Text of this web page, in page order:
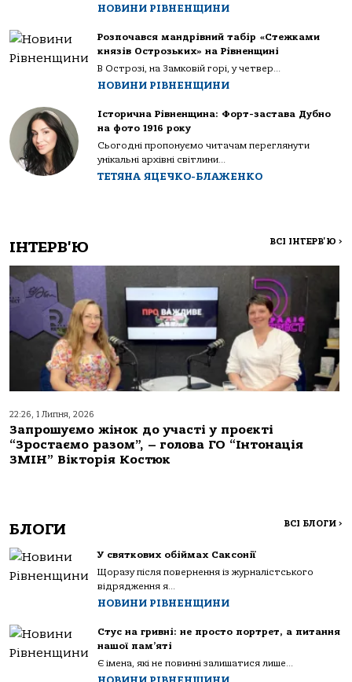
НОВИНИ РІВНЕНЩИНИ
Розпочався мандрівний табір «Стежками
князів Острозьких» на Рівненщині
В Острозі, на Замковій горі, у четвер...
НОВИНИ РІВНЕНЩИНИ
Історична Рівненщина: Форт-застава Дубно
на фото 1916 року
Сьогодні пропонуємо читачам переглянути
унікальні архівні світлини...
ТЕТЯНА ЯЦЕЧКО-БЛАЖЕНКО
ІНТЕРВ'Ю ВСІ ІНТЕРВ'Ю >
22:26, 1 Липня, 2026
Запрошуємо жінок до участі у проєкті
“Зростаємо разом”, – голова ГО “Інтонація
ЗМІН” Вікторія Костюк
БЛОГИ ВСІ БЛОГИ >
У святкових обіймах Саксонії
Щоразу після повернення із журналістського
відрядження я...
НОВИНИ РІВНЕНЩИНИ
Стус на гривні: не просто портрет, а питання
нашої пам’яті
Є імена, які не повинні залишатися лише...